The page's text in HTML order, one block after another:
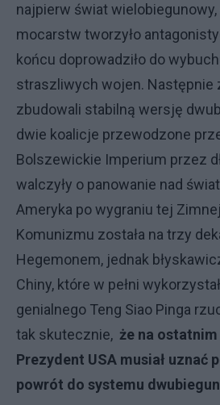
najpierw świat
mocarstw tworzyło
końcu doprowadziło do
straszliwych wojen. Następnie
zbudowali stabilną wersję
dwie koalicje przewodzone
Bolszewickie Imperium przez
walczyły o panowanie nad
Ameryka po wygraniu tej
Komunizmu została na trzy
Hegemonem, jednak
Chiny, które w pełni
genialnego Teng Siao Pinga
tak skutecznie, że na
Prezydent USA musiał uznać
powrót do systemu